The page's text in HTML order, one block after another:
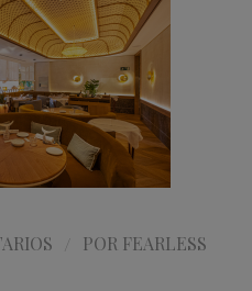
POR FEARLESS